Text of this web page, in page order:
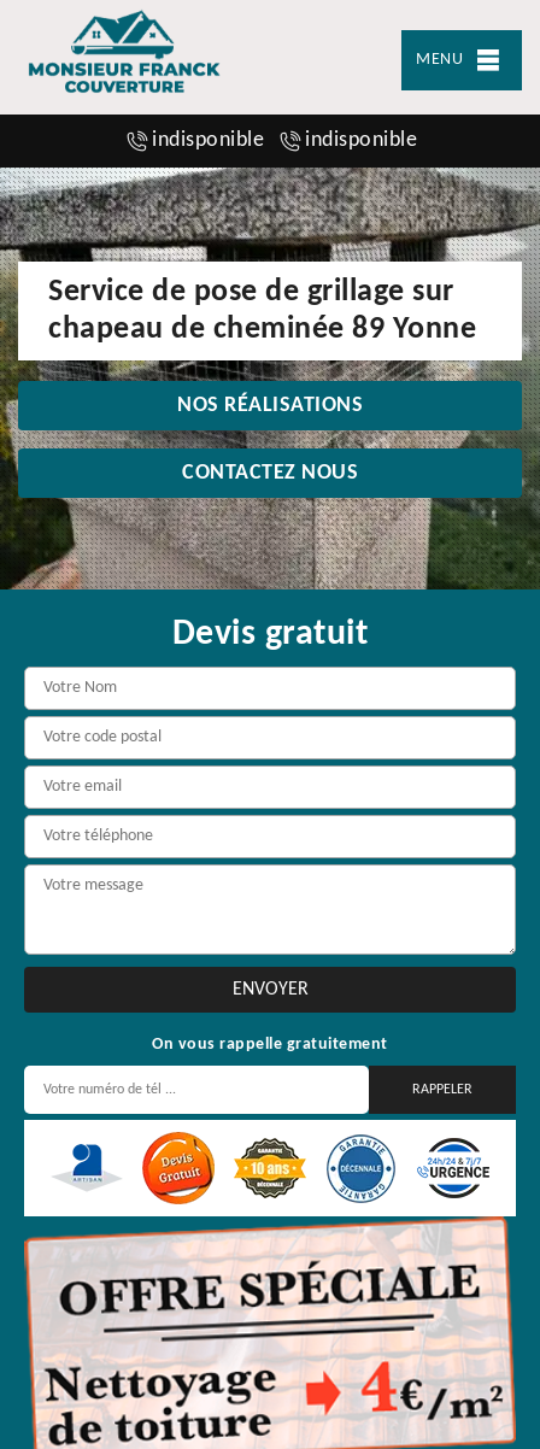
MENU
indisponible indisponible
Service de pose de grillage sur
chapeau de cheminée 89 Yonne
NOS RÉALISATIONS
CONTACTEZ NOUS
Devis gratuit
On vous rappelle gratuitement